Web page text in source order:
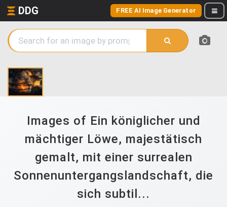
DDG FREE AI Image Generator
Images of Ein königlicher und
mächtiger Löwe, majestätisch
gemalt, mit einer surrealen
Sonnenuntergangslandschaft, die
sich subtil...